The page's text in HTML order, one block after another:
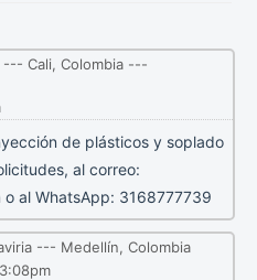
--- Cali, Colombia ---
de plásticos y soplado
al correo:
al WhatsApp: 3168777739
--- Medellín, Colombia